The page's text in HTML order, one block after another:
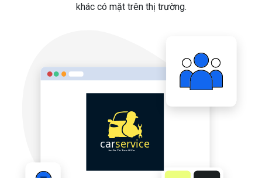
khác có mặt trên thị trường.